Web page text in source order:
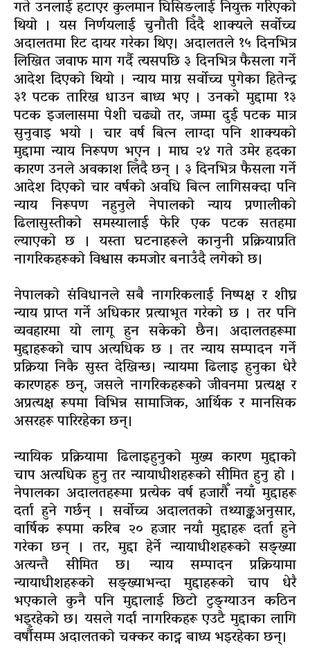
गते उनलाई हटाएर कुलमान घिसिङलाई नियुक्त गरिएको
थियो । यस निर्णयलाई चुनौती दिँदै शाक्यले सर्वोच्च
अदालतमा रिट दायर गरेका थिए। अदालतले १५ दिनभित्र
लिखित जवाफ माग गर्दै त्यसपछि ३ दिनभित्र फैसला गर्ने
आदेश दिएको थियो । न्याय माग्न सर्वोच्च पुगेका हितेन्द्र
३१ पटक तारिख धाउन बाध्य भए । उनको मुद्दामा १३
पटक इजलासमा पेशी चढ्यो तर, जम्मा दुई पटक मात्र
सुनुवाइ भयो । चार वर्ष बित्न लाग्दा पनि शाक्यको
मुद्दामा न्याय निरूपण भएन । माघ २४ गते उमेर हदका
कारण उनले अवकाश लिँदै छन् । ३ दिनभित्र फैसला गर्ने
आदेश दिएको चार वर्षको अवधि बित्न लागिसक्दा पनि
न्याय निरूपण नहुनुले नेपालको न्याय प्रणालीको
ढिलासुस्तीको समस्यालाई फेरि एक पटक सतहमा
ल्याएको छ । यस्ता घटनाहरूले कानुनी प्रक्रियाप्रति
नागरिकहरूको विश्वास कमजोर बनाउँदै लगेको छ।
नेपालको संविधानले सबै नागरिकलाई निष्पक्ष र शीघ्र
न्याय प्राप्त गर्ने अधिकार प्रत्याभूत गरेको छ । तर पनि
व्यवहारमा यो लागू हुन सकेको छैन। अदालतहरूमा
मुद्दाहरूको चाप अत्यधिक छ । तर न्याय सम्पादन गर्ने
प्रक्रिया निकै सुस्त देखिन्छ। न्यायमा ढिलाइ हुनुका धेरै
कारणहरू छन्, जसले नागरिकहरूको जीवनमा प्रत्यक्ष र
अप्रत्यक्ष रूपमा विभिन्न सामाजिक, आर्थिक र मानसिक
असरहरू पारिरहेका छन्।
न्यायिक प्रक्रियामा ढिलाइहुनुको मुख्य कारण मुद्दाको
चाप अत्यधिक हुनु तर न्यायाधीशहरूको सीमित हुनु हो ।
नेपालका अदालतहरूमा प्रत्येक वर्ष हजारौँ नयाँ मुद्दाहरू
दर्ता हुने गर्छन् । सर्वोच्च अदालतको तथ्याङ्कअनुसार,
वार्षिक रूपमा करिब २० हजार नयाँ मुद्दाहरू दर्ता हुने
गरेका छन् । तर, मुद्दा हेर्ने न्यायाधीशहरूको सङ्ख्या
अत्यन्तै सीमित छ। न्याय सम्पादन प्रक्रियामा
न्यायाधीशहरूको सङ्ख्याभन्दा मुद्दाहरूको चाप धेरै
भएकाले कुनै पनि मुद्दालाई छिटो टुङ्ग्याउन कठिन
भइरहेको छ। यसले गर्दा नागरिकहरू एउटै मुद्दाका लागि
वर्षौँसम्म अदालतको चक्कर काट्न बाध्य भइरहेका छन्।